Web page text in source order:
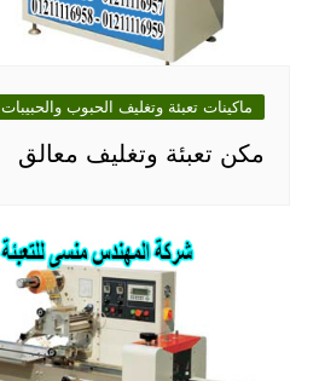
ماكينات تعبئة وتغليف الحبوب والحبيبات
مكن تعبئة وتغليف معالق